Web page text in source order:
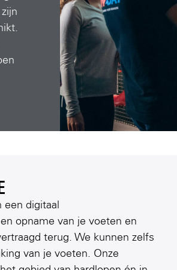
een digitaal
opname van je voeten en
terug. We kunnen zelfs
van je voeten. Onze